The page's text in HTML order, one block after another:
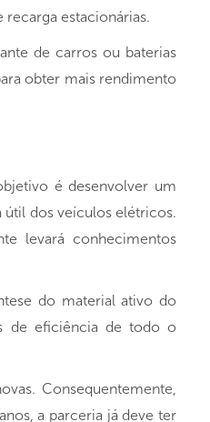
recarga estacionárias.
de carros ou baterias
obter mais rendimento
é desenvolver um
útil dos veículos elétricos.
levará conhecimentos
do material ativo do
de eficiência de todo o
Consequentemente,
a parceria já deve ter